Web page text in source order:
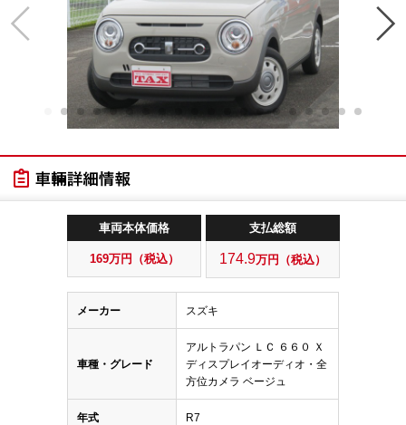
車両本体価格
169万円（税込）
支払総額
174.9万円（税込）
メーカー スズキ
車種・グレード
アルトラパン ＬＣ ６６０ Ｘ
ディスプレイオーディオ・全
方位カメラ ベージュ
年式 R7